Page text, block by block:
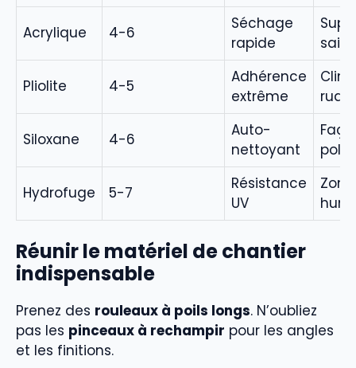
Acrylique 4-6
Séchage
rapide
sains
Pliolite 4-5
Adhérence
extrême
Siloxane 4-6
Auto-
nettoyant
Hydrofuge 5-7
Résistance
UV
Réunir le matériel de chantier
indispensable
Prenez des rouleaux à poils longs. N’oubliez
pas les pinceaux à rechampir pour les angles
et les finitions.